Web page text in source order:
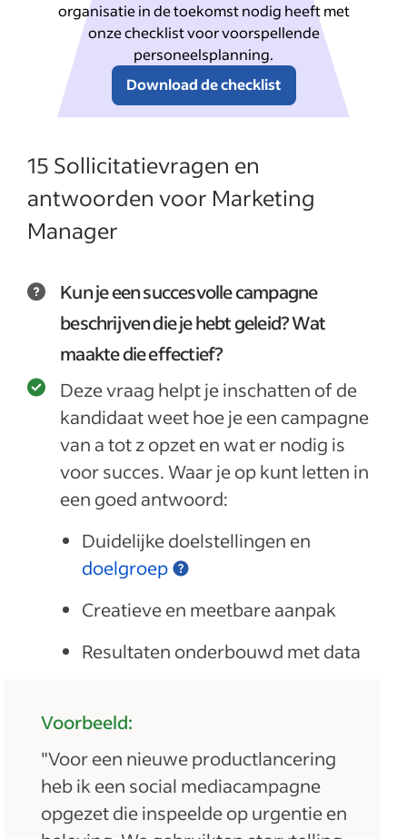
organisatie in de toekomst nodig heeft met
onze checklist voor voorspellende
personeelsplanning.
Download de checklist
15 Sollicitatievragen en
antwoorden voor Marketing
Manager
Kun je een succesvolle campagne
beschrijven die je hebt geleid? Wat
maakte die effectief?
Deze vraag helpt je inschatten of de
kandidaat weet hoe je een campagne
van a tot z opzet en wat er nodig is
voor succes. Waar je op kunt letten in
een goed antwoord:
Duidelijke doelstellingen en
doelgroep
Creatieve en meetbare aanpak
Resultaten onderbouwd met data
Voorbeeld:
"Voor een nieuwe productlancering
heb ik een social mediacampagne
opgezet die inspeelde op urgentie en